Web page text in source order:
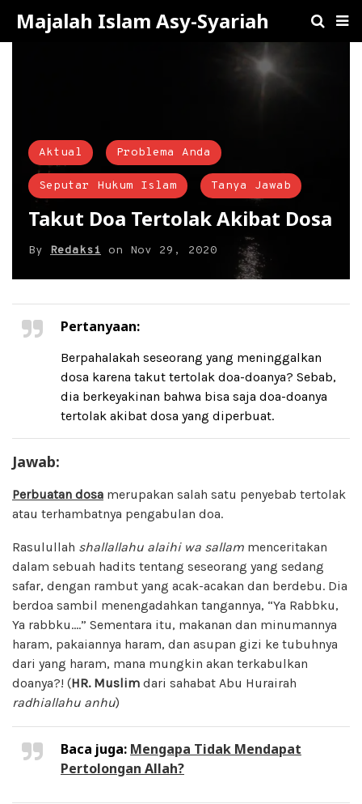
Majalah Islam Asy-Syariah
Aktual Problema Anda
Seputar Hukum Islam Tanya Jawab
Takut Doa Tertolak Akibat Dosa
By Redaksi on Nov 29, 2020
Pertanyaan:
Berpahalakah seseorang yang meninggalkan
dosa karena takut tertolak doa-doanya? Sebab,
dia berkeyakinan bahwa bisa saja doa-doanya
tertolak akibat dosa yang diperbuat.
Jawab:
Perbuatan dosa merupakan salah satu penyebab tertolak
atau terhambatnya pengabulan doa.
Rasulullah shallallahu alaihi wa sallam menceritakan
dalam sebuah hadits tentang seseorang yang sedang
safar, dengan rambut yang acak-acakan dan berdebu. Dia
berdoa sambil menengadahkan tangannya, “Ya Rabbku,
Ya rabbku….” Sementara itu, makanan dan minumannya
haram, pakaiannya haram, dan asupan gizi ke tubuhnya
dari yang haram, mana mungkin akan terkabulkan
doanya?! (HR. Muslim dari sahabat Abu Hurairah
radhiallahu anhu)
Baca juga: Mengapa Tidak Mendapat
Pertolongan Allah?